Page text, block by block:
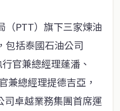
（PTT）旗下三家煉油
包括泰國石油公司
官兼總經理蓬潘、
兼總經理提德吉亞，
司卓越業務集團首席運